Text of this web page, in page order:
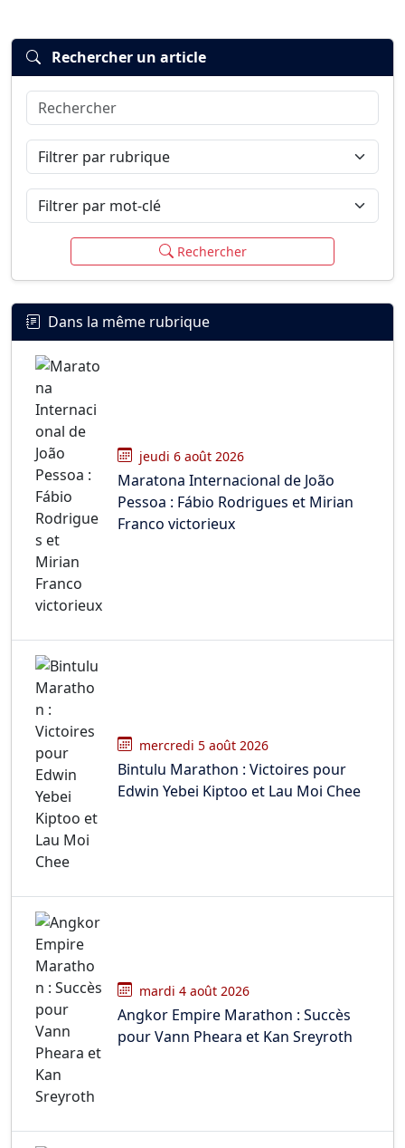
Connexion
Rechercher un article
Rechercher
Filtrer par rubrique
Filtrer par mot-clé
Rechercher
Dans la même rubrique
jeudi 6 août 2026
Maratona Internacional de João
Pessoa : Fábio Rodrigues et Mirian
Franco victorieux
mercredi 5 août 2026
Bintulu Marathon : Victoires pour
Edwin Yebei Kiptoo et Lau Moi Chee
mardi 4 août 2026
Angkor Empire Marathon : Succès
pour Vann Pheara et Kan Sreyroth